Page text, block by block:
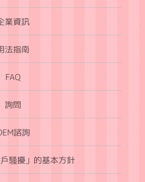
業資訊
法指南
FAQ
詢問
諮詢
騷擾」的基本方針